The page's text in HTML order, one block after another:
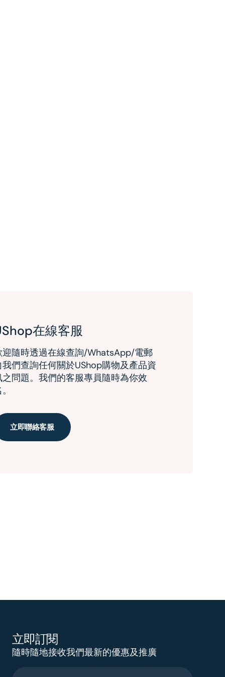
在線客服
迎隨時透過在線查詢/WhatsApp/電郵
我們查詢任何關於UShop購物及產品資
之問題。我們的客服專員隨時為你效
立即聯絡客服
立即訂閱
隨時隨地接收我們最新的優惠及推廣